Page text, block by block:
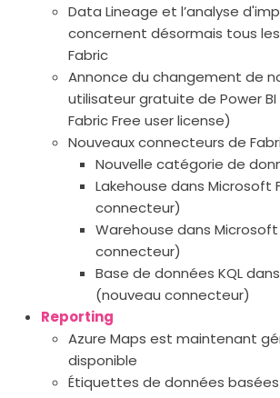
Data Lineage et l’analyse
concernent désormais tous
Fabric
Annonce du changement de
utilisateur gratuite de Power
Fabric Free user license)
Nouveaux connecteurs de
Nouvelle catégorie de
Lakehouse dans Microsoft
connecteur)
Warehouse dans
connecteur)
Base de données KQL
(nouveau connecteur)
Reporting
Azure Maps est maintenant
disponible
Étiquettes de données